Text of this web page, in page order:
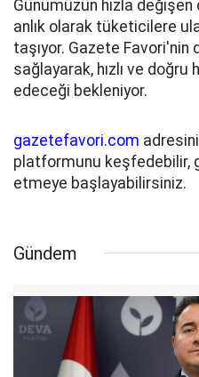
Günümüzün hızla
anlık olarak tüketicilere
taşıyor. Gazete
sağlayarak, hızlı ve
edeceği bekleniyor.
gazetefavori.com
platformunu keşfedebilir,
etmeye başlayabilirsiniz.
Gündem